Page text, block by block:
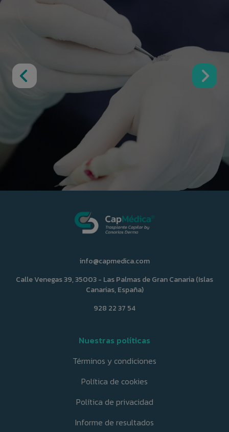
info@capmedica.com
Calle Venegas 39, 35003 - Las Palmas de Gran Canaria (Islas
Canarias, España)
928 22 37 54
Nuestras políticas
Términos y condiciones
Política de cookies
Política de privacidad
Informe de resultados